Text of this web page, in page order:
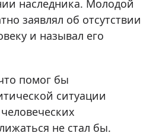
наследника. Молодой
заявлял об отсутствии
и называл его
помог бы
ситуации
не стал бы.